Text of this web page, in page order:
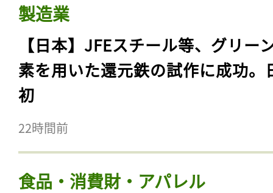
製造業
【日本】JFEスチール等、グリー
素を用いた還元鉄の試作に成功。
初
22時間前
食品・消費財・アパレル